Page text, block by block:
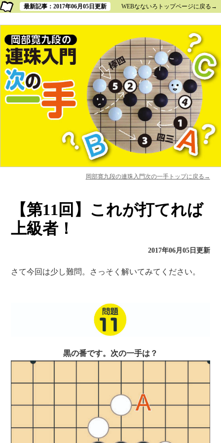
最新記事：2017年06月05日更新 WEBなないろトップページに戻る→
岡部寛九段の連珠入門次の一手トップに戻る→
【第11回】これが打てれば
上級者！
2017年06月05日更新
さて今回は少し難問。さっそく解いてみてください。
黒の番です。次の一手は？